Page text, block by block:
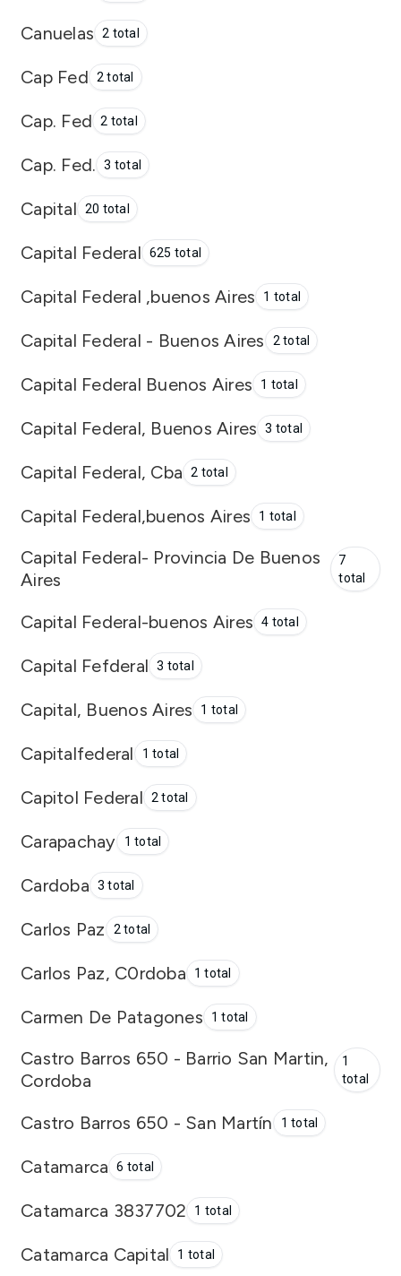
Canuelas 2 total
Cap Fed 2 total
Cap. Fed 2 total
Cap. Fed. 3 total
Capital 20 total
Capital Federal 625 total
Capital Federal ,buenos Aires 1 total
Capital Federal - Buenos Aires 2 total
Capital Federal Buenos Aires 1 total
Capital Federal, Buenos Aires 3 total
Capital Federal, Cba 2 total
Capital Federal,buenos Aires 1 total
Capital Federal- Provincia De Buenos
Aires
7
total
Capital Federal-buenos Aires 4 total
Capital Fefderal 3 total
Capital, Buenos Aires 1 total
Capitalfederal 1 total
Capitol Federal 2 total
Carapachay 1 total
Cardoba 3 total
Carlos Paz 2 total
Carlos Paz, C0rdoba 1 total
Carmen De Patagones 1 total
Castro Barros 650 - Barrio San Martin,
Cordoba
1
total
Castro Barros 650 - San Martín 1 total
Catamarca 6 total
Catamarca 3837702 1 total
Catamarca Capital 1 total